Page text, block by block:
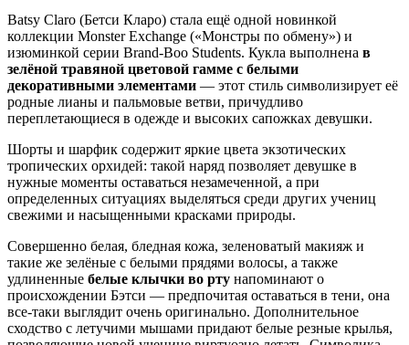
Batsy Claro (Бетси Кларо) стала ещё одной новинкой
коллекции Monster Exchange («Монстры по обмену») и
изюминкой серии Brand-Boo Students. Кукла выполнена в
зелёной травяной цветовой гамме с белыми
декоративными элементами — этот стиль символизирует её
родные лианы и пальмовые ветви, причудливо
переплетающиеся в одежде и высоких сапожках девушки.
Шорты и шарфик содержит яркие цвета экзотических
тропических орхидей: такой наряд позволяет девушке в
нужные моменты оставаться незамеченной, а при
определенных ситуациях выделяться среди других учениц
свежими и насыщенными красками природы.
Совершенно белая, бледная кожа, зеленоватый макияж и
такие же зелёные с белыми прядями волосы, а также
удлиненные белые клычки во рту напоминают о
происхождении Бэтси — предпочитая оставаться в тени, она
все-таки выглядит очень оригинально. Дополнительное
сходство с летучими мышами придают белые резные крылья,